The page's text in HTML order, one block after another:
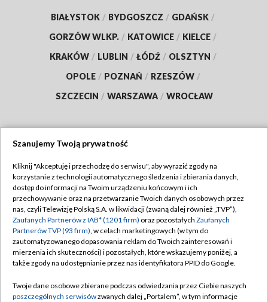
BIAŁYSTOK / BYDGOSZCZ / GDAŃSK /
GORZÓW WLKP. / KATOWICE / KIELCE /
KRAKÓW / LUBLIN / ŁÓDŹ / OLSZTYN /
OPOLE / POZNAŃ / RZESZÓW /
SZCZECIN / WARSZAWA / WROCŁAW
TVP
Abonament TVP
Emisja w TVP
Centrum informacji TVP
Naziemna Telewizja Cyfrowa
Rada Programowa
Regulamin TVP
Polityka prywatności
Moje zgody
Pomoc
Kontakt
Szanujemy Twoją prywatność
Kliknij "Akceptuję i przechodzę do serwisu", aby wyrazić zgody na
korzystanie z technologii automatycznego śledzenia i zbierania danych,
dostęp do informacji na Twoim urządzeniu końcowym i ich
przechowywanie oraz na przetwarzanie Twoich danych osobowych przez
nas, czyli Telewizję Polską S.A. w likwidacji (zwaną dalej również „TVP”),
Zaufanych Partnerów z IAB* (1201 firm) oraz pozostałych Zaufanych
Partnerów TVP (93 firm), w celach marketingowych (w tym do
zautomatyzowanego dopasowania reklam do Twoich zainteresowań i
mierzenia ich skuteczności) i pozostałych, które wskazujemy poniżej, a
także zgody na udostępnianie przez nas identyfikatora PPID do Google.
Twoje dane osobowe zbierane podczas odwiedzania przez Ciebie naszych
poszczególnych serwisówzwanych dalej „Portalem”, w tym informacje